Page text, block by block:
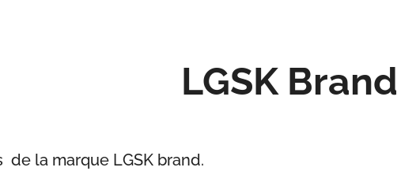
LGSK Brand
de la marque LGSK brand.